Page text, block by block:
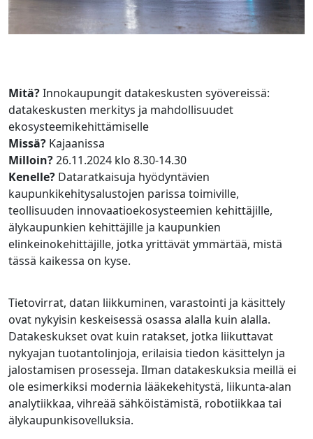
Mitä?Innokaupungit datakeskusten syövereissä:
datakeskusten merkitys ja mahdollisuudet
ekosysteemikehittämiselle​
Missä? Kajaanissa
Milloin?26.11.2024 klo 8.30-14.30
Kenelle? Dataratkaisuja hyödyntävien
kaupunkikehitysalustojen parissa toimiville,
teollisuuden innovaatioekosysteemien kehittäjille,
älykaupunkien kehittäjille ja kaupunkien
elinkeinokehittäjille, jotka yrittävät ymmärtää, mistä
tässä kaikessa on kyse.
Tietovirrat, datan liikkuminen, varastointi ja käsittely
ovat nykyisin keskeisessä osassa alalla kuin alalla.
Datakeskukset ovat kuin ratakset, jotka liikuttavat
nykyajan tuotantolinjoja, erilaisia tiedon käsittelyn ja
jalostamisen prosesseja. Ilman datakeskuksia meillä ei
ole esimerkiksi modernia lääkekehitystä, liikunta-alan
analytiikkaa, vihreää sähköistämistä, robotiikkaa tai
älykaupunkisovelluksia.​